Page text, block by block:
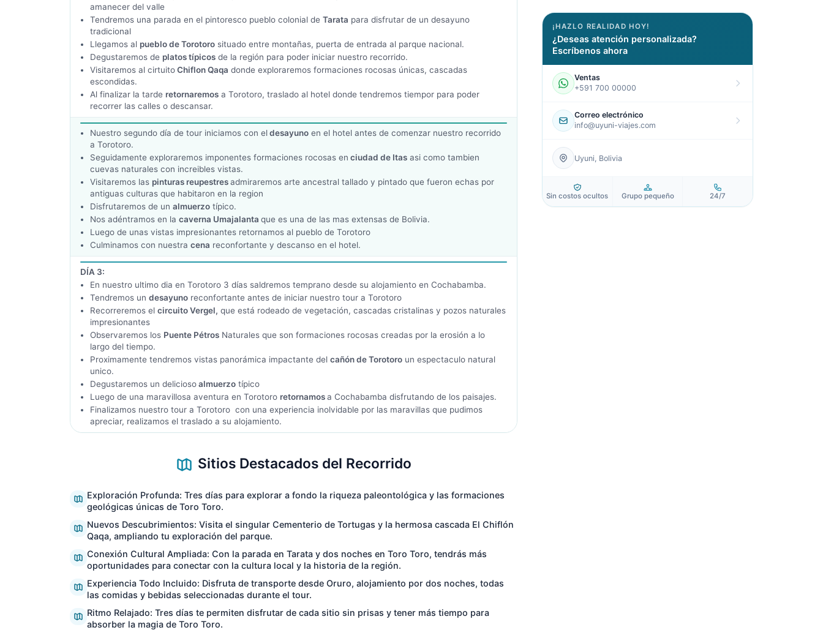
amanecer del valle
Tendremos una parada en el pintoresco pueblo colonial deTarata para disfrutar de un desayuno
tradicional
Llegamos al pueblo de Torotoro situado entre montañas, puerta de entrada al parque nacional.
Degustaremos de platos típicos de la región para poder iniciar nuestro recorrido.
Visitaremos al cirtuitoChiflon Qaqa donde exploraremos formaciones rocosas únicas, cascadas
escondidas.
Al finalizar la tarde retornaremos a Torotoro, traslado al hotel donde tendremos tiempor para poder
recorrer las calles o descansar.
Nuestro segundo día de tour iniciamos con eldesayuno en el hotel antes de comenzar nuestro recorrido
a Torotoro.
Seguidamente exploraremos imponentes formaciones rocosas en ciudad de Itas asi como tambien
cuevas naturales con increibles vistas.
Visitaremos las pinturas reupestresadmiraremos arte ancestral tallado y pintado que fueron echas por
antiguas culturas que habitaron en la region
Disfrutaremos de unalmuerzo típico.
Nos adéntramos en lacaverna Umajalantaque es una de las mas extensas de Bolivia.
Luego de unas vistas impresionantes retornamos al pueblo de Torotoro
Culminamos con nuestracena reconfortante y descanso en el hotel.
DÍA 3:
En nuestro ultimo dia en Torotoro 3 días saldremos temprano desde su alojamiento en Cochabamba.
Tendremos undesayuno reconfortante antes de iniciar nuestro tour a Torotoro
Recorreremos elcircuito Vergel, que está rodeado de vegetación, cascadas cristalinas y pozos naturales
impresionantes
Observaremos los Puente Pétros Naturales que son formaciones rocosas creadas por la erosión a lo
largo del tiempo.
Proximamente tendremos vistas panorámica impactante delcañón de Torotoro un espectaculo natural
unico.
Degustaremos un deliciosoalmuerzo típico
Luego de una maravillosa aventura en Torotoro retornamosa Cochabamba disfrutando de los paisajes.
Finalizamos nuestro tour a Torotoro con una experiencia inolvidable por las maravillas que pudimos
apreciar, realizamos el traslado a su alojamiento.
Sitios Destacados del Recorrido
Exploración Profunda: Tres días para explorar a fondo la riqueza paleontológica y las formaciones
geológicas únicas de Toro Toro.
Nuevos Descubrimientos: Visita el singular Cementerio de Tortugas y la hermosa cascada El Chiflón
Qaqa, ampliando tu exploración del parque.
Conexión Cultural Ampliada: Con la parada en Tarata y dos noches en Toro Toro, tendrás más
oportunidades para conectar con la cultura local y la historia de la región.
Experiencia Todo Incluido: Disfruta de transporte desde Oruro, alojamiento por dos noches, todas
las comidas y bebidas seleccionadas durante el tour.
Ritmo Relajado: Tres días te permiten disfrutar de cada sitio sin prisas y tener más tiempo para
absorber la magia de Toro Toro.
¡HAZLO REALIDAD HOY!
¿Deseas atención personalizada?
Escríbenos ahora
Ventas
+591 700 00000
Correo electrónico
info@uyuni-viajes.com
Uyuni, Bolivia
Sin costos ocultos Grupo pequeño 24/7